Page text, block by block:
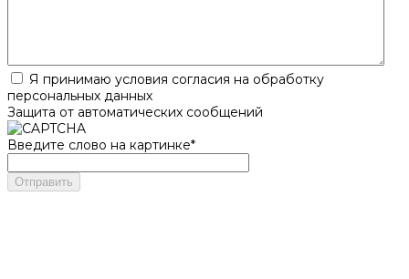
Я принимаю условия согласия на обработку
персональных данных
Защита от автоматических сообщений
Введите слово на картинке*